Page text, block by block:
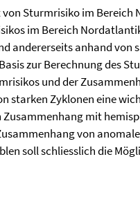
Sturmrisiko im
im Bereich
andererseits anhand von
zur Berechnung des
und der
starken Zyklonen eine
mit
von
soll schliesslich die